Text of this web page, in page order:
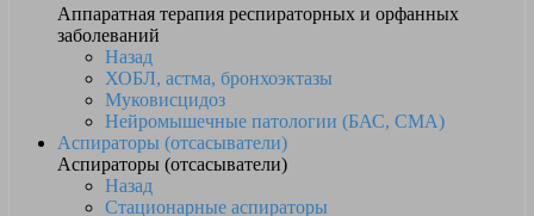
Аппаратная терапия респираторных и орфанных
заболеваний
Назад
ХОБЛ, астма, бронхоэктазы
Муковисцидоз
Нейромышечные патологии (БАС, СМА)
Аспираторы (отсасыватели)
Аспираторы (отсасыватели)
Назад
Стационарные аспираторы